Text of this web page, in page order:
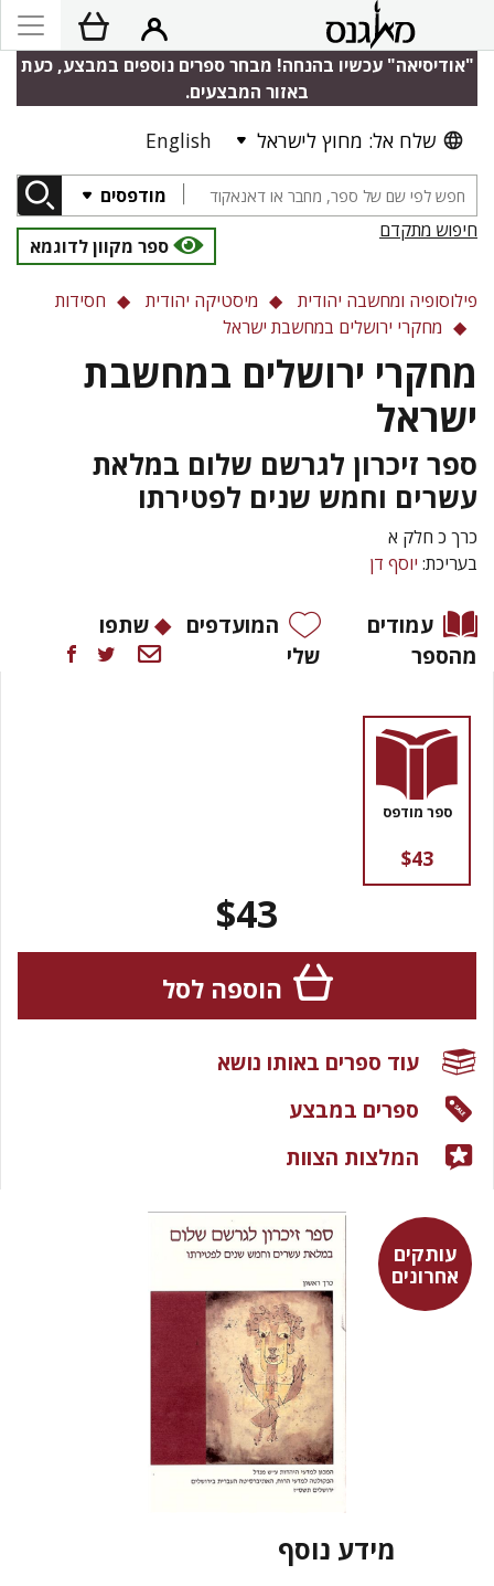
"אודיסיאה" עכשיו בהנחה! מבחר ספרים נוספים במבצע, כעת
באזור המבצעים.
שלח אל: מחוץ לישראל English
מודפסים
חיפוש מתקדם
ספר מקוון לדוגמא
עותקים
אחרונים
מידע נוסף
פילוסופיה ומחשבה יהודית מיסטיקה יהודית
חסידות
מחקרי ירושלים במחשבת ישראל
מחקרי ירושלים במחשבת
ישראל
ספר זיכרון לגרשם שלום במלאת
עשרים וחמש שנים לפטירתו
כרך כ חלק א
בעריכת: יוסף דן
עמודים
מהספר
המועדפים
שלי
שתפו
ספר מודפס
$43
$43
הוספה לסל
עוד ספרים באותו נושא
ספרים במבצע
המלצות הצוות